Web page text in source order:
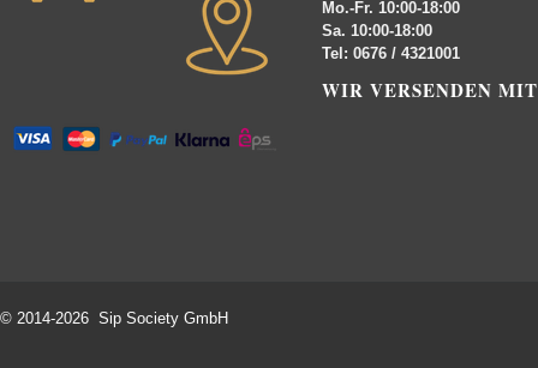
Mo.-Fr. 10:00-18:00
Sa. 10:00-18:00
Tel: 0676 / 4321001
WIR VERSENDEN
© 2014-2026 Sip Society GmbH